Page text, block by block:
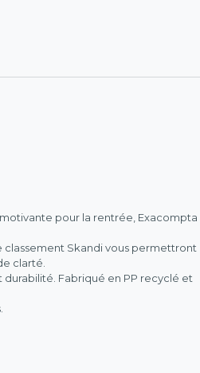
pour la rentrée, Exacompta
classement Skandi vous permettront
clarté.
Fabriqué en PP recyclé et